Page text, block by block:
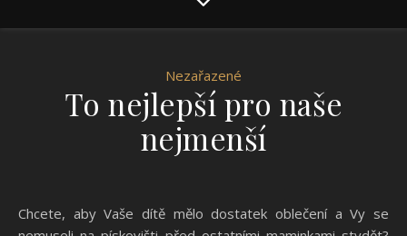
Nezařazené
To nejlepší pro naše
nejmenší
Chcete, aby Vaše dítě mělo dostatek oblečení a Vy se